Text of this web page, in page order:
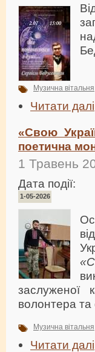
Музична вітальня
Читати далі
«Свою
поетична
1 Травень
Дата події:
1-05-2026
заслуженої
волонтера та
Музична вітальня
Читати далі